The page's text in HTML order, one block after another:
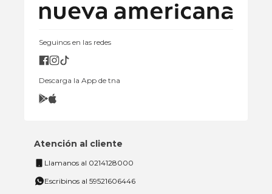
Seguinos en las redes
Descarga la App de tna
Atención al cliente
Llamanos al 0214128000
Escribinos al 59521606446